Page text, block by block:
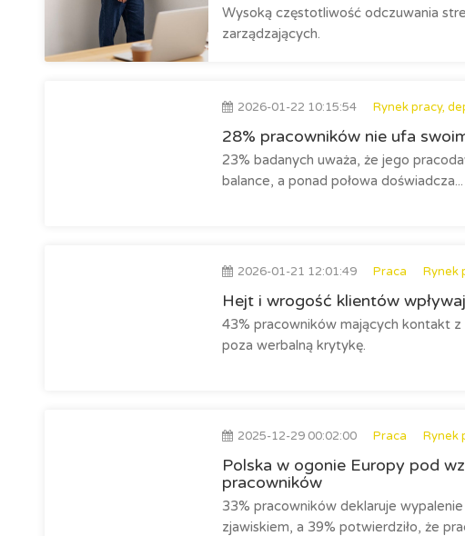
Wysoką częstotliwość odczuwania
zarządzających.
2026-01-22 10:15:54 Rynek pracy,
28% pracowników nie ufa
23% badanych uważa, że jego
balance, a ponad połowa doświadcza...
2026-01-21 12:01:49 Praca Rynek
Hejt i wrogość klientów
43% pracowników mających kontakt
poza werbalną krytykę.
2025-12-29 00:02:00 Praca Rynek
Polska w ogonie Europy pod
pracowników
33% pracowników deklaruje
zjawiskiem, a 39% potwierdziło, że